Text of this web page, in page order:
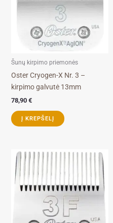
Šunų kirpimo priemonės
Oster Cryogen-X Nr. 3 –
kirpimo galvutė 13mm
78,90 €
Į KREPŠELĮ